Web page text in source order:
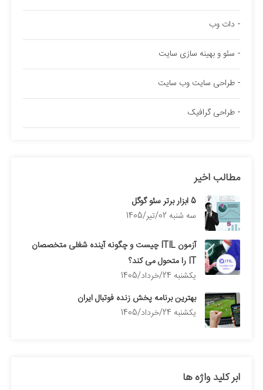
دات وب
سئو و بهینه سازی سایت
طراحی سایت وب سایت
طراحی گرافیک
مطالب اخیر
5 ابزار برتر سئو گوگل
سه شنبه 02/تیر/1405
آزمون ITIL چیست و چگونه آینده شغلی متخصصان
IT را متحول می کند؟
يكشنبه 24/خرداد/1405
بهترین برنامه پخش زنده فوتبال ایران
يكشنبه 24/خرداد/1405
ابر کلید واژه ها